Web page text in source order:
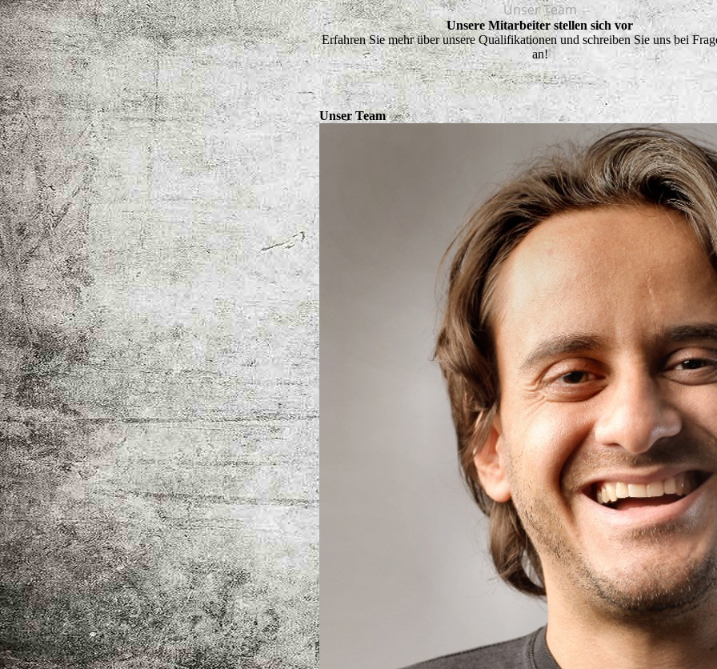
Unser Team
Unsere Mitarbeiter stellen sich vor
Erfahren Sie mehr über unsere Qualifikationen und schreiben Sie uns bei
an!
Unser Team